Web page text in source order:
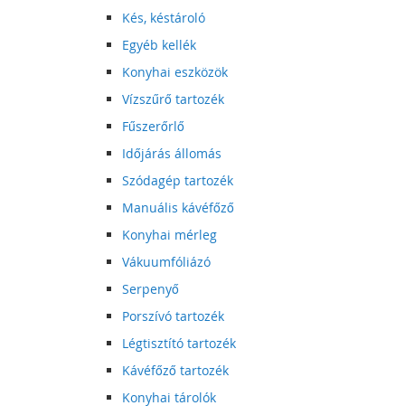
Kés, késtároló
Egyéb kellék
Konyhai eszközök
Vízszűrő tartozék
Fűszerőrlő
Időjárás állomás
Szódagép tartozék
Manuális kávéfőző
Konyhai mérleg
Vákuumfóliázó
Serpenyő
Porszívó tartozék
Légtisztító tartozék
Kávéfőző tartozék
Konyhai tárolók